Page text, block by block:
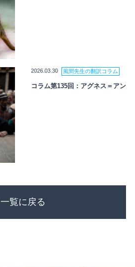
2026.03.30 風間先生の翻訳コラム
コラム第135回：アグネス＝アン
一覧に戻る